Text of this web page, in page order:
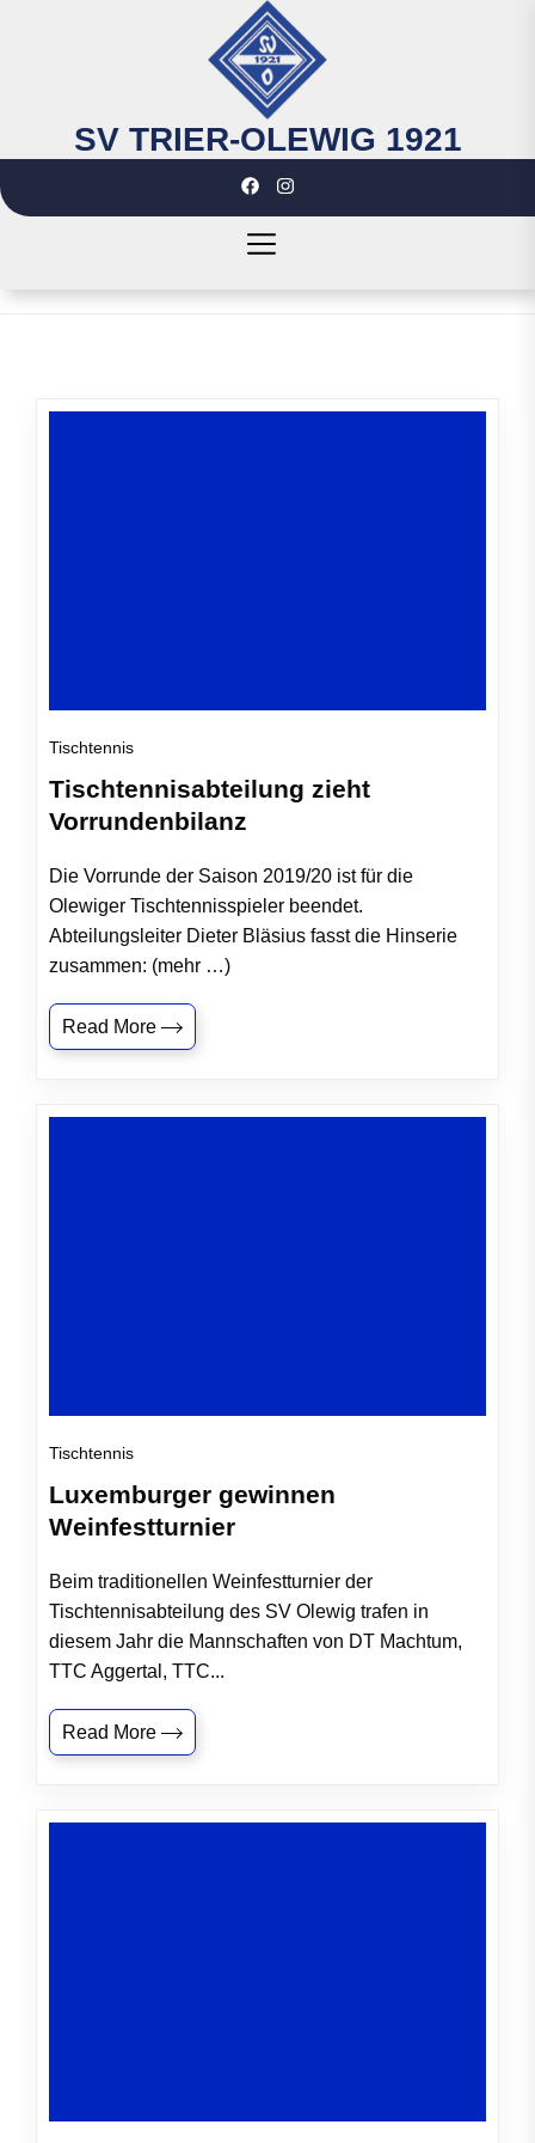
SV
1921
SV TRIER-OLEWIG 1921
Tischtennis
Tischtennisabteilung zieht
Vorrundenbilanz
Die Vorrunde der Saison 2019/20 ist für die
Olewiger Tischtennisspieler beendet.
Abteilungsleiter Dieter Bläsius fasst die Hinserie
zusammen: (mehr …)
Read More
Tischtennis
Luxemburger gewinnen
Weinfestturnier
Beim traditionellen Weinfestturnier der
Tischtennisabteilung des SV Olewig trafen in
diesem Jahr die Mannschaften von DT Machtum,
TTC Aggertal, TTC...
Read More